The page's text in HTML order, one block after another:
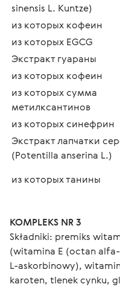
sinensis L. Kuntze)
из которых кофеин
из которых EGCG
Экстракт гуараны
из которых кофеин
из которых сумма
метилксантинов
из которых синефрин
Экстракт лапчатки
(Potentilla anserina L.)
из которых танины
KOMPLEKS NR 3
Składniki: premiks
(witamina E (octan
L-askorbinowy),
karoten, tlenek cynku,